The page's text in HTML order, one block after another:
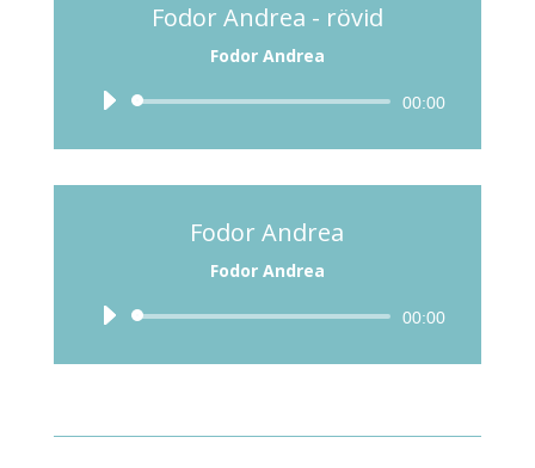
Fodor Andrea - rövid
Fodor Andrea
Audió
00:00
Fodor Andrea
Fodor Andrea
Audió
00:00